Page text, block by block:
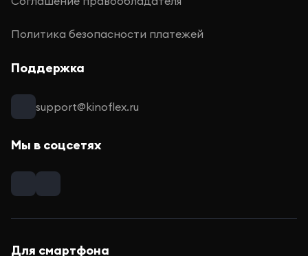
Политика безопасности платежей
Поддержка
support@kinoflex.ru
Мы в соцсетях
Для смартфона